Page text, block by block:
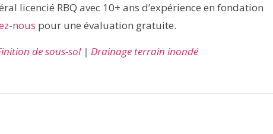
licencié RBQ avec 10+ ans d’expérience en fondation
nous pour une évaluation gratuite.
de sous-sol| Drainage terrain inondé